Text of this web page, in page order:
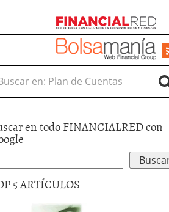
en:
en todo FINANCIALRED con
5 ARTÍCULOS